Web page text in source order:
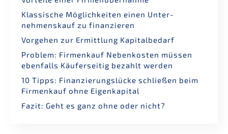
Klassi­sche Möglich­kei­ten einen Unter­
nehmens­kauf zu finanzieren
Vorge­hen zur Ermitt­lung Kapitalbedarf
Problem: Firmen­kauf Neben­kos­ten müssen
ebenfalls Käufer­sei­tig bezahlt werden
10 Tipps: Finan­zie­rungs­lü­cke schlie­ßen beim
Firmen­kauf ohne Eigenkapital
Fazit: Geht es ganz ohne oder nicht?